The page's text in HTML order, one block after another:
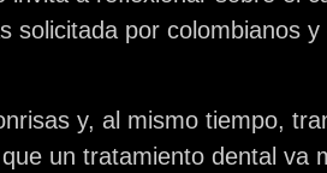
solicitada por colombianos
y, al mismo tiempo,
un tratamiento dental